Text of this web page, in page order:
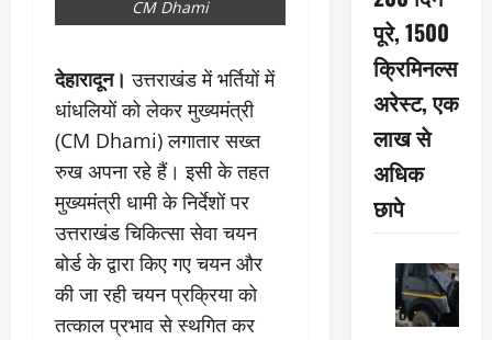
CM Dhami
देहारादून। उत्तराखंड में भर्तियों में
धांधलियों को लेकर मुख्यमंत्री
(CM Dhami) लगातार सख्त
रुख अपना रहे हैं। इसी के तहत
मुख्यमंत्री धामी के निर्देशों पर
उत्तराखंड चिकित्सा सेवा चयन
बोर्ड के द्वारा किए गए चयन और
की जा रही चयन प्रक्रिया को
तत्काल प्रभाव से स्थगित कर
पूरे, 1500
क्रिमिनल्स
अरेस्ट, एक
लाख से
अधिक
छापे